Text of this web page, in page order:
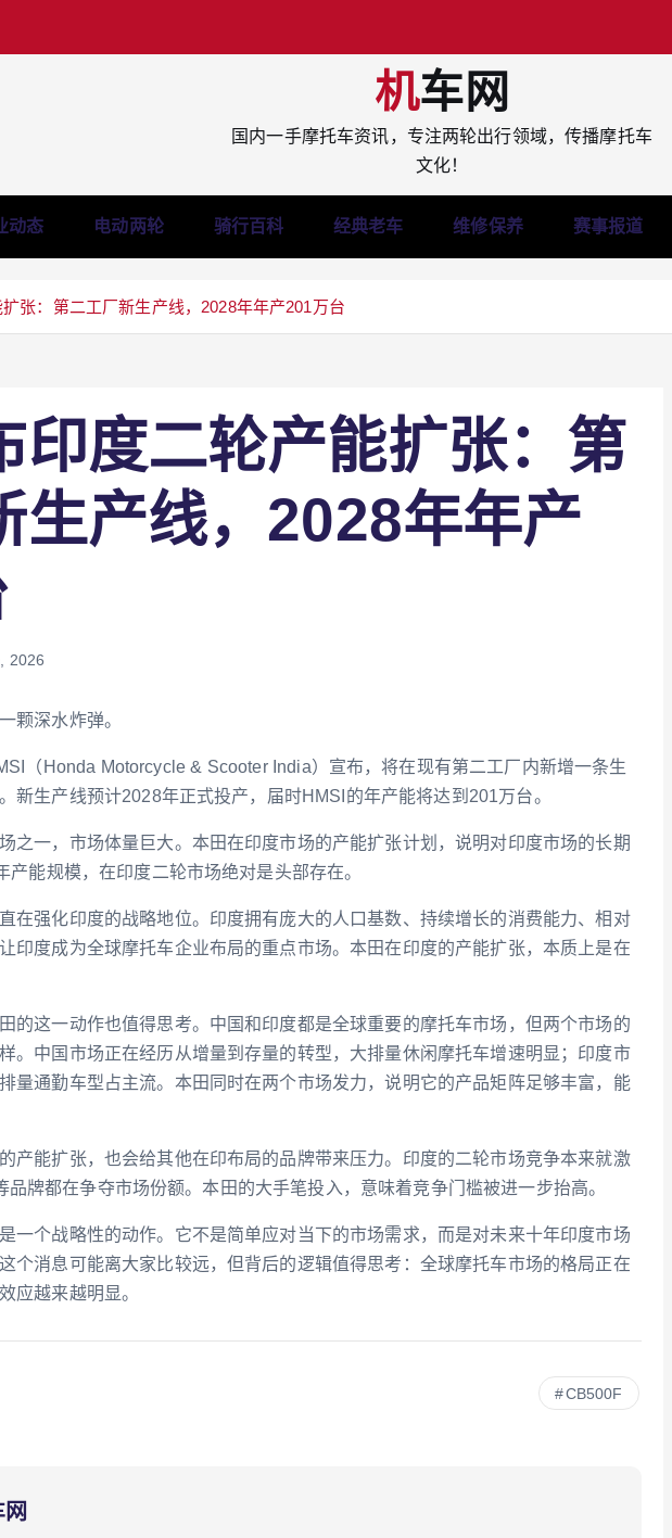
机车网
国内一手摩托车资讯，专注两轮出行领域，传播摩托车
文化！
动态 电动两轮 骑行百科 经典老车 维修保养 赛事报道
张：第二工厂新生产线，2028年年产201万台
印度二轮产能扩张：第
生产线，2028年年产
2026
颗深水炸弹。
（Honda Motorcycle & Scooter India）宣布，将在现有第二工厂内新增一条生
新生产线预计2028年正式投产，届时HMSI的年产能将达到201万台。
之一，市场体量巨大。本田在印度市场的产能扩张计划，说明对印度市场的长期
能规模，在印度二轮市场绝对是头部存在。
在强化印度的战略地位。印度拥有庞大的人口基数、持续增长的消费能力、相对
印度成为全球摩托车企业布局的重点市场。本田在印度的产能扩张，本质上是在
的这一动作也值得思考。中国和印度都是全球重要的摩托车市场，但两个市场的
。中国市场正在经历从增量到存量的转型，大排量休闲摩托车增速明显；印度市
量通勤车型占主流。本田同时在两个市场发力，说明它的产品矩阵足够丰富，能
产能扩张，也会给其他在印布局的品牌带来压力。印度的二轮市场竞争本来就激
牌都在争夺市场份额。本田的大手笔投入，意味着竞争门槛被进一步抬高。
一个战略性的动作。它不是简单应对当下的市场需求，而是对未来十年印度市场
个消息可能离大家比较远，但背后的逻辑值得思考：全球摩托车市场的格局正在
应越来越明显。
CB500F